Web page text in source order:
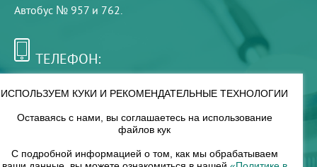
Автобус № 957 и 762.
ТЕЛЕФОН:
РЕЖИМ РАБОТЫ:
8 — 18
ИСПОЛЬЗУЕМ КУКИ И РЕКОМЕНДАТЕЛЬНЫЕ ТЕХНОЛОГИИ
Оставаясь с нами, вы соглашаетесь на использование
файлов кук
С подробной информацией о том, как мы обрабатываем